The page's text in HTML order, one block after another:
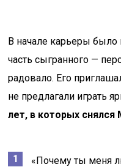
В начале карьеры
часть сыгранного —
радовало. Его
не предлагали играть
лет, в которых снялся
«Почему ты меня